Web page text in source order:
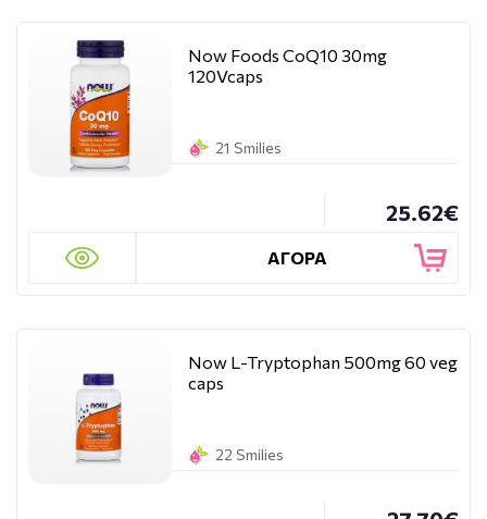
Now Foods CoQ10 30mg
120Vcaps
21 Smilies
25.62€
ΑΓΟΡΑ
Now L-Tryptophan 500mg 60 veg
caps
22 Smilies